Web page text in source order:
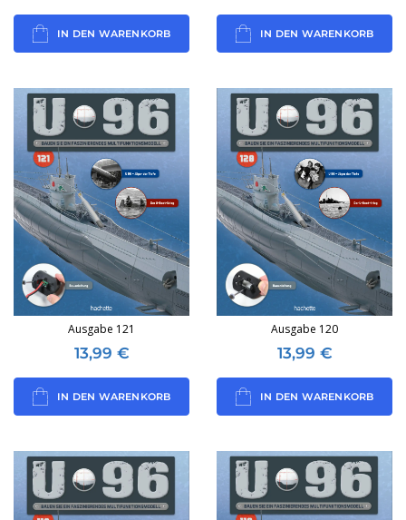
IN DEN WARENKORB IN DEN WARENKORB
Ausgabe 121
13,99 €
IN DEN WARENKORB
Ausgabe 120
13,99 €
IN DEN WARENKORB